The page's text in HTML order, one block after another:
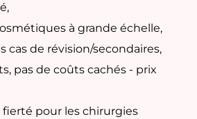
à grande échelle,
cas de révision/secondaires,
pas de coûts cachés - prix
fierté pour les chirurgies